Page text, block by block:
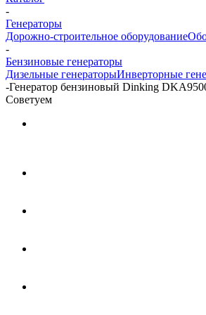
-
Генераторы
Дорожно-строительное оборудование
-
Бензиновые генераторы
Дизельные генераторыИнверторные
-Генератор бензиновый Dinking
Советуем